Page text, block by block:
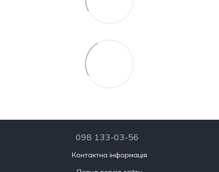
098 133-03-56
Контактна інформація